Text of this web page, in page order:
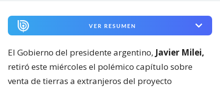
VER RESUMEN
El Gobierno del presidente argentino, Javier Milei,
retiró este miércoles el polémico capítulo sobre
venta de tierras a extranjeros del proyecto